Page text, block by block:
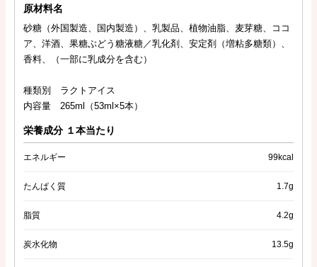
原材料名
砂糖（外国製造、国内製造）、乳製品、植物油脂、麦芽糖、ココ
ア、洋酒、果糖ぶどう糖液糖／乳化剤、安定剤（増粘多糖類）、
香料、（一部に乳成分を含む）
種類別 ラクトアイス
内容量 265ml（53ml×5本）
栄養成分 １本当たり
エネルギー 99kcal
たんぱく質 1.7g
脂質 4.2g
炭水化物 13.5g